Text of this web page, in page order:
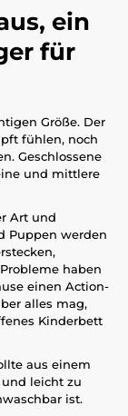
ein
für
Größe. Der
fühlen, noch
Geschlossene
und mittlere
Art und
Puppen werden
haben
einen Action-
alles mag,
Kinderbett
aus einem
leicht zu
ist.